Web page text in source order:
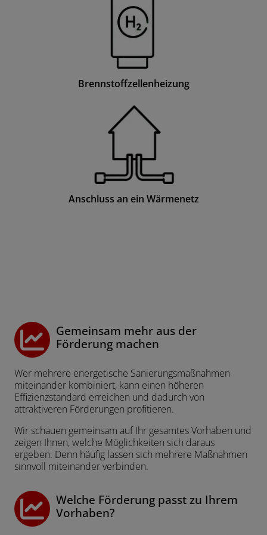
Brennstoffzellenheizung
Anschluss an ein Wärmenetz
Gemeinsam mehr aus der
Förderung machen
Wer mehrere energetische Sanierungsmaßnahmen
miteinander kombiniert, kann einen höheren
Effizienzstandard erreichen und dadurch von
attraktiveren Förderungen profitieren.
Wir schauen gemeinsam auf Ihr gesamtes Vorhaben und
zeigen Ihnen, welche Möglichkeiten sich daraus
ergeben. Denn häufig lassen sich mehrere Maßnahmen
sinnvoll miteinander verbinden.
Welche Förderung passt zu Ihrem
Vorhaben?